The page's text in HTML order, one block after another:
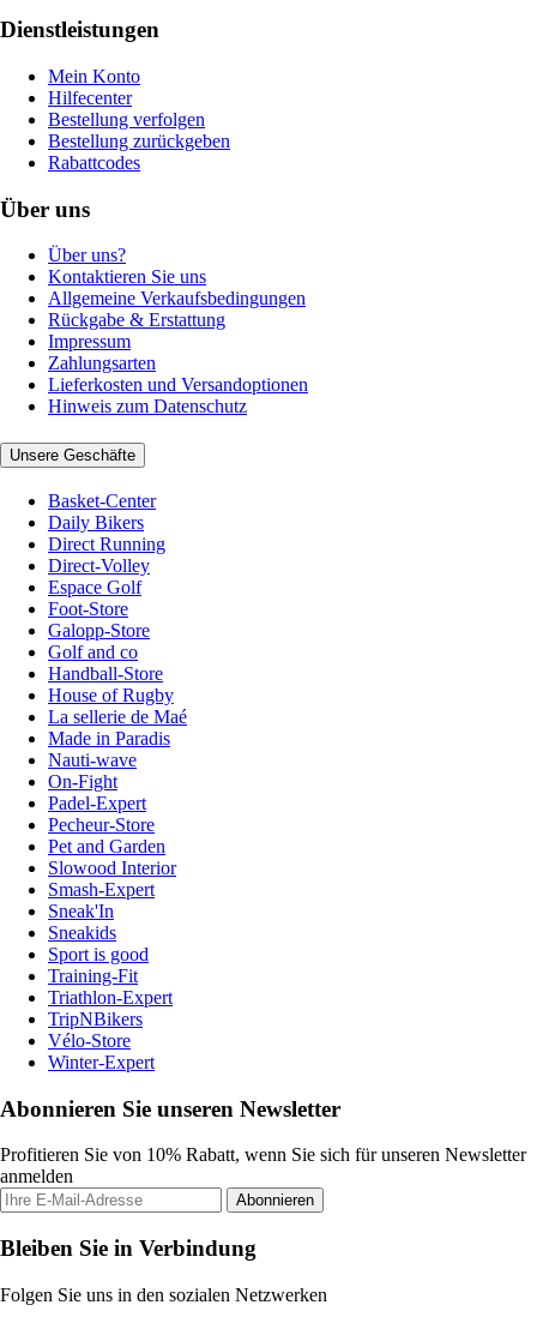
Dienstleistungen
Mein Konto
Hilfecenter
Bestellung verfolgen
Bestellung zurückgeben
Rabattcodes
Über uns
Über uns?
Kontaktieren Sie uns
Allgemeine Verkaufsbedingungen
Rückgabe & Erstattung
Impressum
Zahlungsarten
Lieferkosten und Versandoptionen
Hinweis zum Datenschutz
Unsere Geschäfte
Basket-Center
Daily Bikers
Direct Running
Direct-Volley
Espace Golf
Foot-Store
Galopp-Store
Golf and co
Handball-Store
House of Rugby
La sellerie de Maé
Made in Paradis
Nauti-wave
On-Fight
Padel-Expert
Pecheur-Store
Pet and Garden
Slowood Interior
Smash-Expert
Sneak'In
Sneakids
Sport is good
Training-Fit
Triathlon-Expert
TripNBikers
Vélo-Store
Winter-Expert
Abonnieren Sie unseren Newsletter
Profitieren Sie von 10% Rabatt, wenn Sie sich für unseren Newsletter
anmelden
Abonnieren
Bleiben Sie in Verbindung
Folgen Sie uns in den sozialen Netzwerken